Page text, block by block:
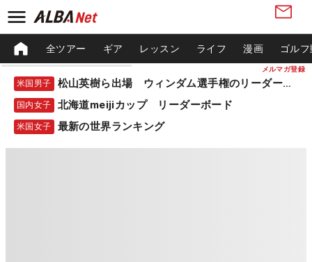
メルマガ登録
全ツアー ギア レッスン ライフ 漫画 ゴル
米国男子 松山英樹ら出場 ウィンダム選手権のリーダーボード
国内女子 北海道meijiカップ リーダーボード
米国女子 最新の世界ランキング